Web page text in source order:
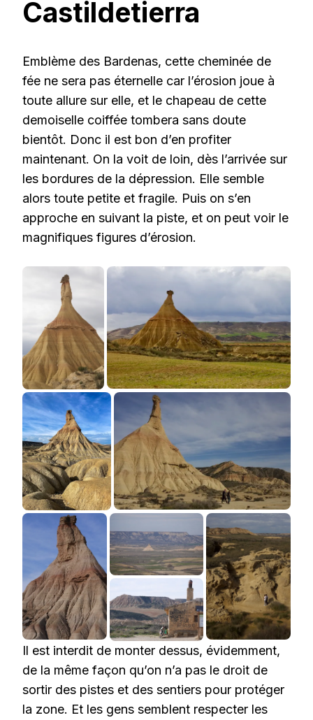
Castildetierra
Emblème des Bardenas, cette cheminée de
fée ne sera pas éternelle car l’érosion joue à
toute allure sur elle, et le chapeau de cette
demoiselle coiffée tombera sans doute
bientôt. Donc il est bon d’en profiter
maintenant. On la voit de loin, dès l’arrivée sur
les bordures de la dépression. Elle semble
alors toute petite et fragile. Puis on s’en
approche en suivant la piste, et on peut voir le
magnifiques figures d’érosion.
Il est interdit de monter dessus, évidemment,
de la même façon qu’on n’a pas le droit de
sortir des pistes et des sentiers pour protéger
la zone. Et les gens semblent respecter les